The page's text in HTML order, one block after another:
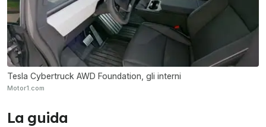
Tesla Cybertruck AWD Foundation, gli interni
Motor1.com
La guida